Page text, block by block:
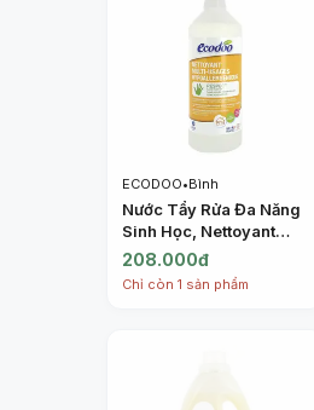
ECODOO•Bình
Nước Tẩy Rửa Đa Năng
Sinh Học, Nettoyant
Multi-Usages
Hypoallergénique (1L) -
208.000đ
Chỉ còn 1 sản phẩm